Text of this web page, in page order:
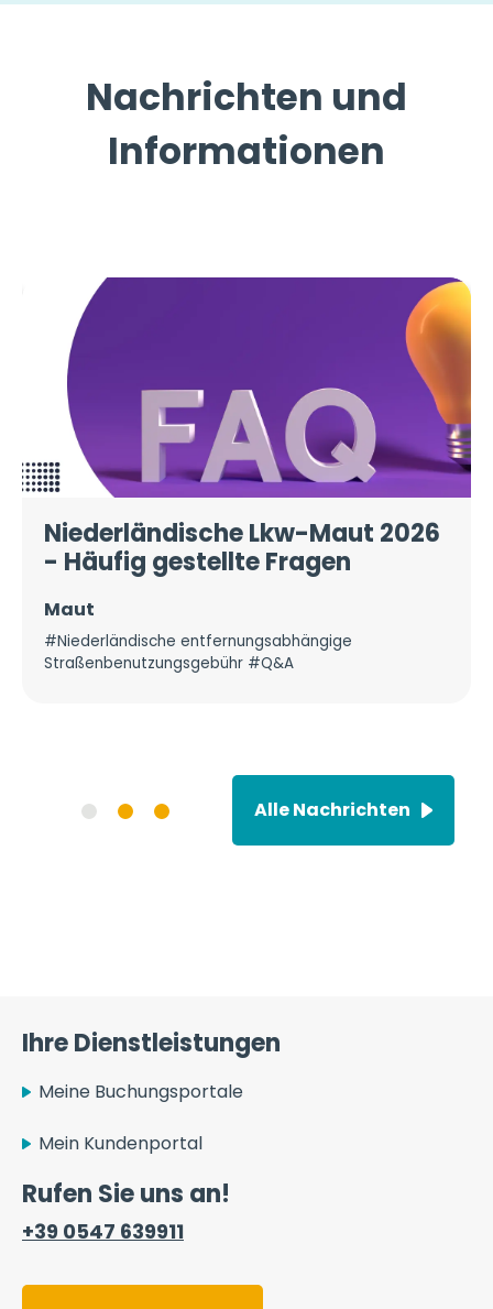
Nachrichten und
Informationen
Alle Nachrichten
Niederländische Lkw-Maut 2026
- Häufig gestellte Fragen
Maut
#Niederländische entfernungsabhängige
Straßenbenutzungsgebühr #Q&A
Ihre Dienstleistungen
Meine Buchungsportale
Mein Kundenportal
Rufen Sie uns an!
+39 0547 639911